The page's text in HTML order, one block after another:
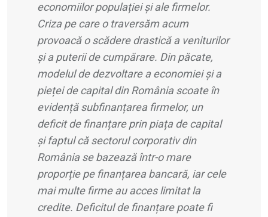
economiilor populației și ale firmelor.
Criza pe care o traversăm acum
provoacă o scădere drastică a veniturilor
și a puterii de cumpărare. Din păcate,
modelul de dezvoltare a economiei și a
pieței de capital din România scoate în
evidență subfinanțarea firmelor, un
deficit de finanțare prin piața de capital
și faptul că sectorul corporativ din
România se bazează într-o mare
proporție pe finanțarea bancară, iar cele
mai multe firme au acces limitat la
credite. Deficitul de finanțare poate fi